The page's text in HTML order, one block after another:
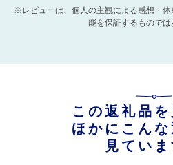
※レビューは、個人の主観による感想・
能を保証するものでは
この返礼品
ほかにこん
見ていま